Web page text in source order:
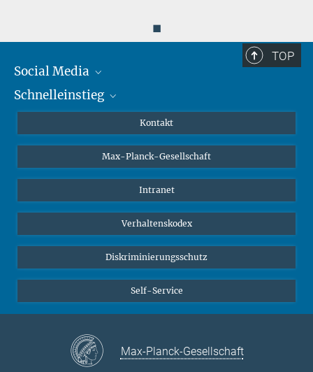
◼
TOP
Social Media
Mastodon
Schnelleinstieg
Studierende
Schüler*innen
Öffentlichkeit
Alumnae | Alumni
Kontakt
Max-Planck-Gesellschaft
Intranet
Verhaltenskodex
Diskriminierungsschutz
Self-Service
Max-Planck-Gesellschaft